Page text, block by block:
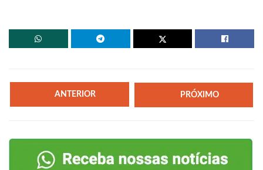
ANTERIOR PRÓXIMO